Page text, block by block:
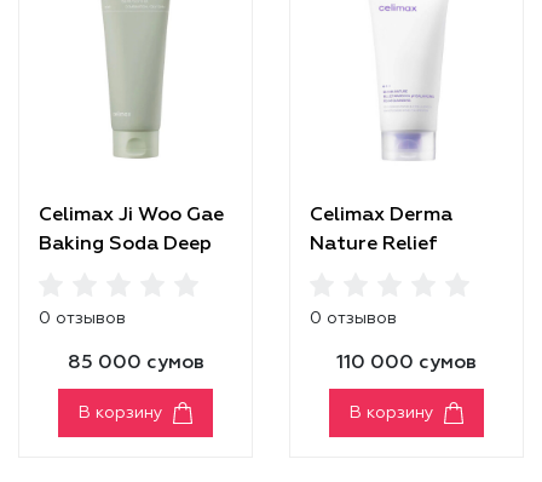
Celimax Ji Woo Gae
Baking Soda Deep
0 отзывов
85 000 сумов
В корзину
Celimax Derma
Nature Relief
0 отзывов
110 000 сумов
В корзину